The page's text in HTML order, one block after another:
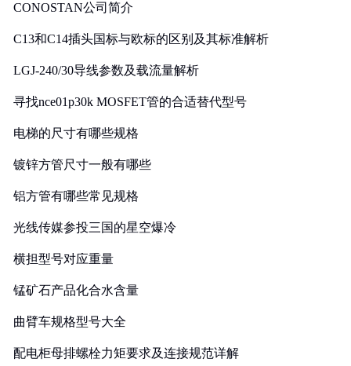
CONOSTAN公司简介
C13和C14插头国标与欧标的区别及其标准解析
LGJ-240/30导线参数及载流量解析
寻找nce01p30k MOSFET管的合适替代型号
电梯的尺寸有哪些规格
镀锌方管尺寸一般有哪些
铝方管有哪些常见规格
光线传媒参投三国的星空爆冷
横担型号对应重量
锰矿石产品化合水含量
曲臂车规格型号大全
配电柜母排螺栓力矩要求及连接规范详解